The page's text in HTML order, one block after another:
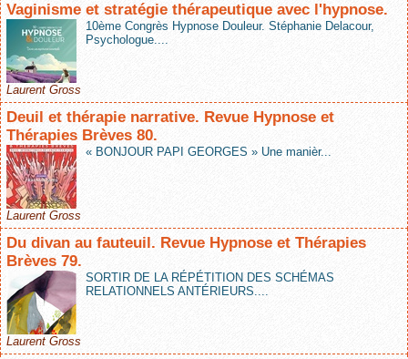
Vaginisme et stratégie thérapeutique avec l'hypnose.
10ème Congrès Hypnose Douleur. Stéphanie Delacour,
Psychologue....
Laurent Gross
Deuil et thérapie narrative. Revue Hypnose et
Thérapies Brèves 80.
« BONJOUR PAPI GEORGES » Une manièr...
Laurent Gross
Du divan au fauteuil. Revue Hypnose et Thérapies
Brèves 79.
SORTIR DE LA RÉPÉTITION DES SCHÉMAS
RELATIONNELS ANTÉRIEURS....
Laurent Gross